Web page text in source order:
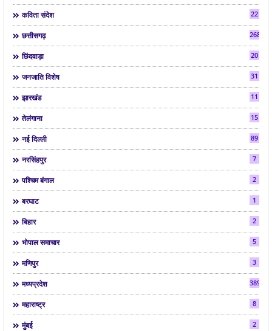
कविता संदेश 22
छत्तीसगढ़ 268
छिंदवाड़ा 20
जनजाति विशेष 31
झारखंड 11
तेलंगाना 15
नई दिल्ली 89
नरसिंहपुर 7
पश्चिम बंगाल 2
बरघाट 1
बिहार 2
भोपाल समाचार 5
मणिपुर 3
मध्यप्रदेश 3892
महाराष्ट्र 8
मुंबई 2